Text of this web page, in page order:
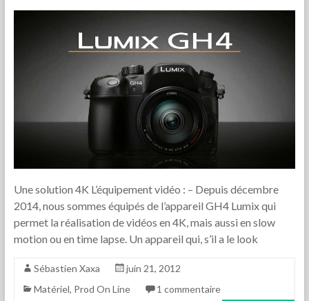
Une solution 4K L’équipement vidéo : – Depuis décembre
2014, nous sommes équipés de l’appareil GH4 Lumix qui
permet la réalisation de vidéos en 4K, mais aussi en slow
motion ou en time lapse. Un appareil qui, s’il a le look
Sébastien Xaxa
juin 21, 2012
Matériel, Prod On Line
1 commentaire